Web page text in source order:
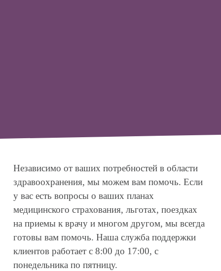
Независимо от ваших потребностей в области
здравоохранения, мы можем вам помочь. Если
у вас есть вопросы о ваших планах
медицинского страхования, льготах, поездках
на приемы к врачу и многом другом, мы всегда
готовы вам помочь. Наша служба поддержки
клиентов работает с 8:00 до 17:00, с
понедельника по пятницу.